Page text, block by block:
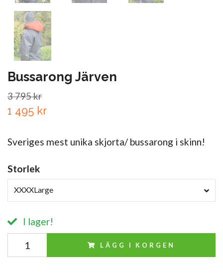
Bussarong Järven
3 795 kr
1 495 kr
Sveriges mest unika skjorta/ bussarong i skinn!
Storlek
XXXXLarge
I lager!
LÄGG I KORGEN